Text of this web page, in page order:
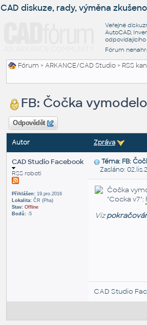
CAD diskuze, rady, výměna
Veřejné
AutoCAD,
Fórum
Fórum >ARKANCE/CAD Studio> RSS
FB: Čočka
Odpovědět
Autor Zpráva
CAD Studio Facebook
RSS roboti
Přihlášen:19.pro.2016
Lokalita:ČR (Pha)
Stav: Offline
Bodů:-5
Téma: FB:
Zasláno:
Čočka
"Cocka v7":
Viz
CAD Studio